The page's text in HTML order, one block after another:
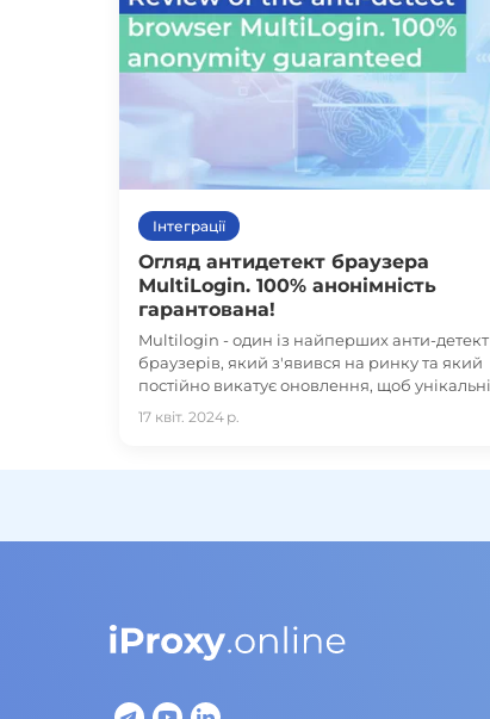
Інтеграції
Огляд антидетект браузера
MultiLogin. 100% анонімність
гарантована!
Multilogin - один із найперших анти-детект
браузерів, який з'явився на ринку та який
постійно викатує оновлення, щоб
створюванних браузерних відбитків була
максимальна.
17 квіт. 2024 р.